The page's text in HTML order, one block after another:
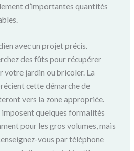
d’importantes quantités
avec un projet précis.
des fûts pour récupérer
votre jardin ou bricoler. La
cette démarche de
vers la zone appropriée.
quelques formalités
pour les gros volumes, mais
vous par téléphone